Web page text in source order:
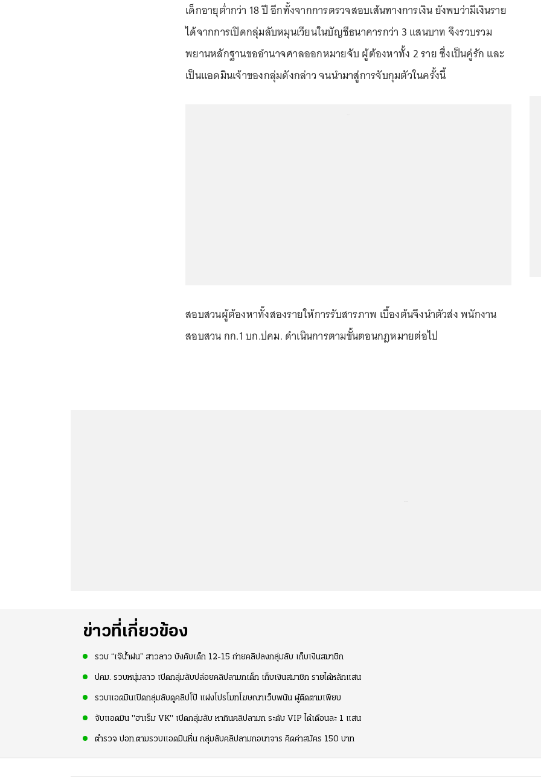
เด็กอายุต่ำกว่า 18 ปี อีกทั้งจากการตรวจสอบเส้นทางการเงิน ยังพบว่ามีเงินราย
ได้จากการเปิดกลุ่มลับหมุนเวียนในบัญชีธนาคารกว่า 3 แสนบาท จึงรวบรวม
พยานหลักฐานขออำนาจศาลออกหมายจับ ผู้ต้องหาทั้ง 2 ราย ซึ่งเป็นคู่รัก และ
เป็นแอดมินเจ้าของกลุ่มดังกล่าว จนนำมาสู่การจับกุมตัวในครั้งนี้
สอบสวนผู้ต้องหาทั้งสองรายให้การรับสารภาพ เบื้องต้นจึงนำตัวส่ง พนักงาน
สอบสวน กก.1 บก.ปคม. ดำเนินการตามขั้นตอนกฎหมายต่อไป
ข่าวที่เกี่ยวข้อง
รวบ “เจ๊น้ำฝน” สาวลาว บังคับเด็ก 12-15 ถ่ายคลิปลงกลุ่มลับ เก็บเงินสมาชิก
ปคม. รวบหนุ่มลาว เปิดกลุ่มลับปล่อยคลิปลามกเด็ก เก็บเงินสมาชิก รายได้หลักแสน
รวบแอดมินเปิดกลุ่มลับดูคลิปโป๊ แฝงโปรโมทโฆษณาเว็บพนัน ผู้ติดตามเพียบ
จับแอดมิน "ฮาเร็ม VK" เปิดกลุ่มลับ หากินคลิปลามก ระดับ VIP ได้เดือนละ 1 แสน
ตำรวจ ปอท.ตามรวบแอดมินหื่น กลุ่มลับคลิปลามกอนาจาร คิดค่าสมัคร 150 บาท